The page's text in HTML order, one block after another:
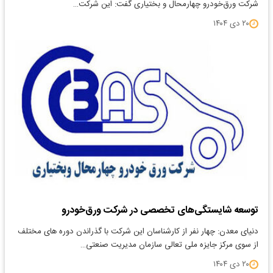
شرکت ورق‌خودرو چهارمحال و بختیاری گفت: این شرکت…
۲۰ دی ۱۴۰۴
توسعه شایستگی‌های تخصصی در شرکت ورق‌خودرو
دنیای معدن: چهار نفر از کارشناسان این شرکت با گذراندن دوره های مختلف
از سوی مرکز جایزه ملی تعالی سازمان مدیریت صنعتی…
۲۰ دی ۱۴۰۴